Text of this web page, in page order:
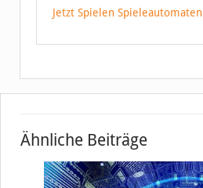
Jetzt Spielen Spieleautomaten
Ähnliche Beiträge